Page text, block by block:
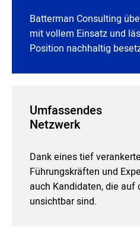
Batterman Consulting
mit vollem Einsatz und
Position nachhaltig
Umfassendes
Netzwerk
Dank eines tief
Führungskräften und
auch Kandidaten, die
unsichtbar sind.